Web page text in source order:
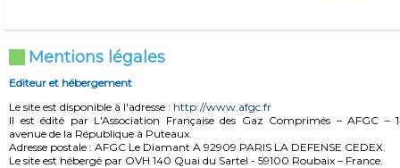
Mentions légales
Editeur et hébergement
Le site est disponible à l'adresse : http://www.afgc.fr
Il est édité par L'Association Française des Gaz Comprimés – AFGC –
avenue de la République à Puteaux.
Adresse postale : AFGC Le Diamant A 92909 PARIS LA DEFENSE CEDEX.
Le site est hébergé par OVH 140 Quai du Sartel - 59100 Roubaix – France.